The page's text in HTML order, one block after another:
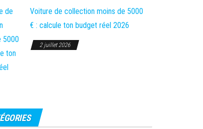
Voiture de collection moins de 5000
€ : calcule ton budget réel 2026
2 juillet 2026